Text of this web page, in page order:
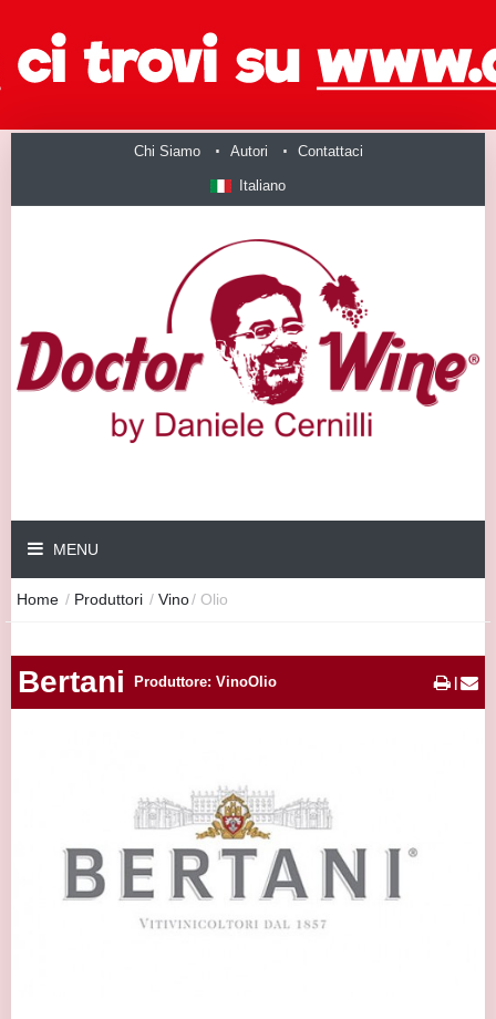
Chi Siamo Autori Contattaci
Italiano
MENU
Home / Produttori / Vino/ Olio
Bertani Produttore: VinoOlio |